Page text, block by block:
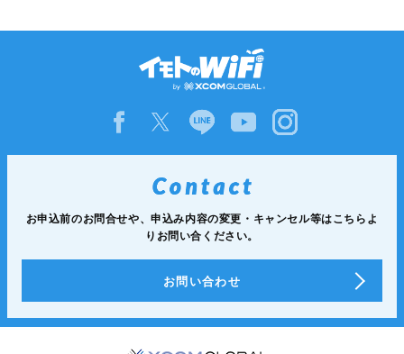
お申込前のお問合せや、申込み内容の変更・キャンセル等はこちらよ
りお問い合ください。
お問い合わせ